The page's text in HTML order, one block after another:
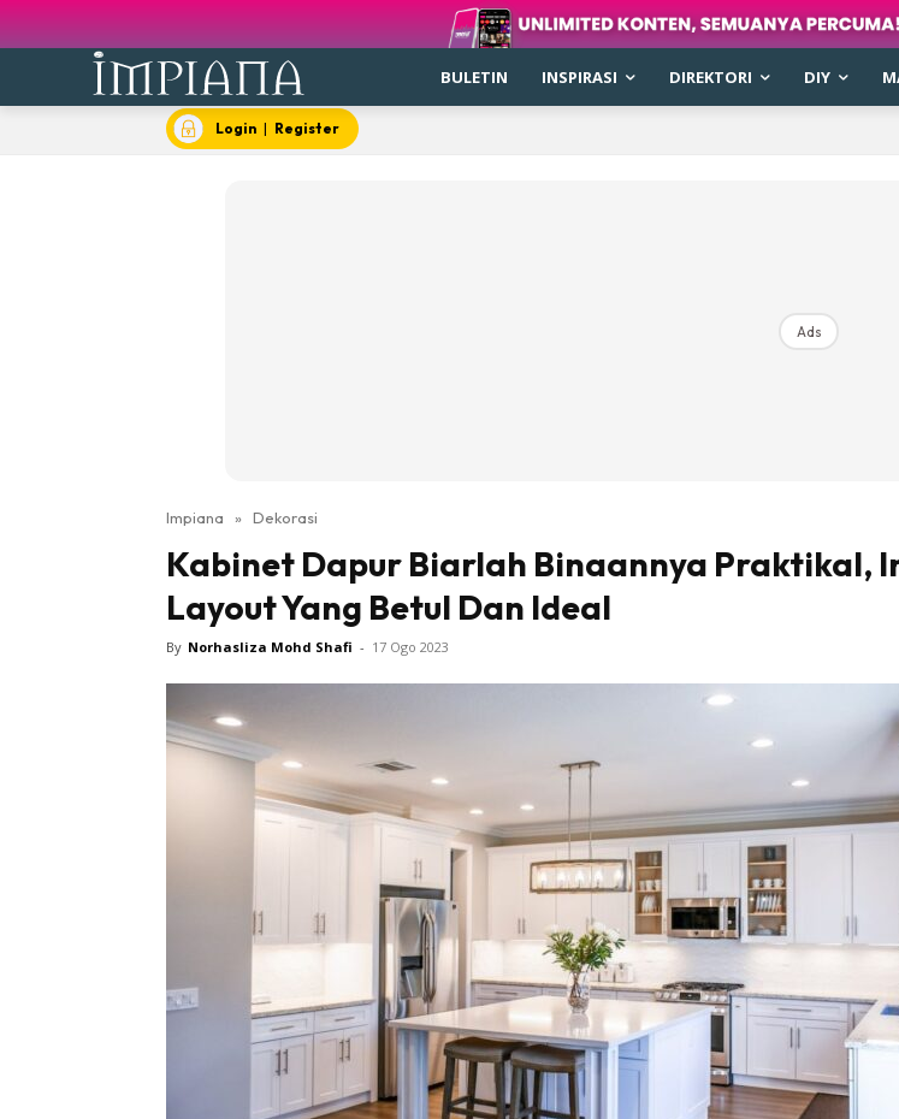
Bilik Tidur
Ruang Makan
Ruang Tamu
Direktori
Interior Design
Landskap
DIY
Bilik Air
Bilik Tidur
BULETIN INSPIRASI DIREKTORI DIY
Login | Register
Ads
Impiana » Dekorasi
Kabinet Dapur Biarlah Binaannya Praktikal,
Layout Yang Betul Dan Ideal
By Norhasliza Mohd Shafi - 17 Ogo 2023